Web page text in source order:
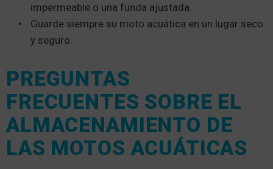
impermeable o una funda ajustada.
Guarde siempre su moto acuática en un lugar seco
y seguro.
PREGUNTAS
FRECUENTES SOBRE EL
ALMACENAMIENTO DE
LAS MOTOS ACUÁTICAS